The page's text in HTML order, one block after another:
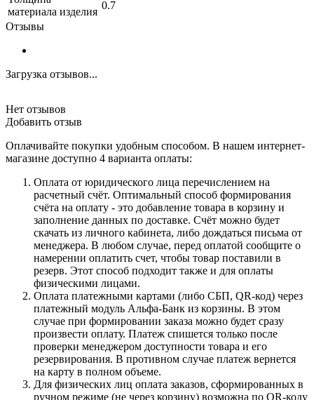
материала изделия
0.7
Отзывы
Загрузка отзывов...
Нет отзывов
Добавить отзыв
Оплачивайте покупки удобным способом. В нашем интернет-
магазине доступно 4 варианта оплаты:
Оплата от юридического лица перечислением на
расчетный счёт. Оптимальный способ формирования
счёта на оплату - это добавление товара в корзину и
заполнение данных по доставке. Счёт можно будет
скачать из личного кабинета, либо дождаться письма от
менеджера. В любом случае, перед оплатой сообщите о
намерении оплатить счет, чтобы товар поставили в
резерв. Этот способ подходит также и для оплаты
физическими лицами.
Оплата платежными картами (либо СБП, QR-код) через
платежный модуль Альфа-Банк из корзины. В этом
случае при формировании заказа можно будет сразу
произвести оплату. Платеж спишется только после
проверки менеджером доступности товара и его
резервирования. В противном случае платеж вернется
на карту в полном объеме.
Для физических лиц оплата заказов, сформированных в
ручном режиме (не через корзину) возможна по QR-коду